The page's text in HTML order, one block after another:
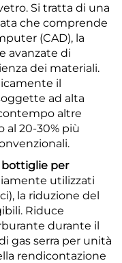
Si tratta di una
che comprende
(CAD), la
avanzate di
dei materiali.
il
ad alta
altre
20-30% più
bottiglie per
utilizzati
la riduzione del
Riduce
durante il
gas serra per unità
rendicontazione